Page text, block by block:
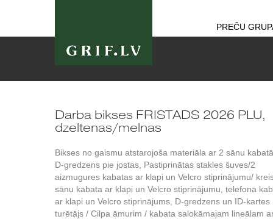
PREČU
Darba bikses FRISTADS 2026 PLU,
dzeltenas/melnas
Bikses no gaismu atstarojoša materiāla ar 2 sānu
D-gredzens pie jostas, Pastiprinātas stakles šuves/2
aizmugures kabatas ar klapi un Velcro stiprinājumu/
sānu kabata ar klapi un Velcro stiprinājumu, telefona
ar klapi un Velcro stiprinājums, D-gredzens un ID-kartes
turētājs / Cilpa āmurim / kabata salokāmajam lineālam